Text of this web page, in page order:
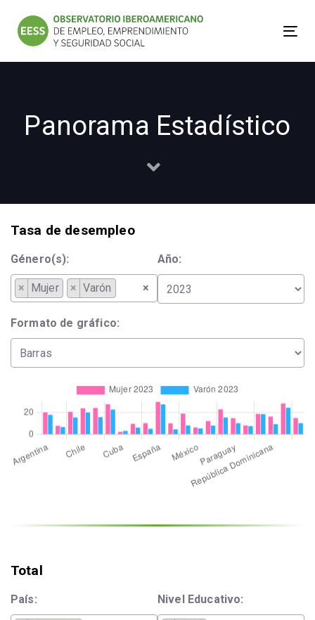
links
primary
navigation
contentPanorama Estadístico
Tasa de desempleo
Género(s):
×
× Mujer × Varón
Año:
Formato de gráfico:
Total
País: Nivel Educativo: